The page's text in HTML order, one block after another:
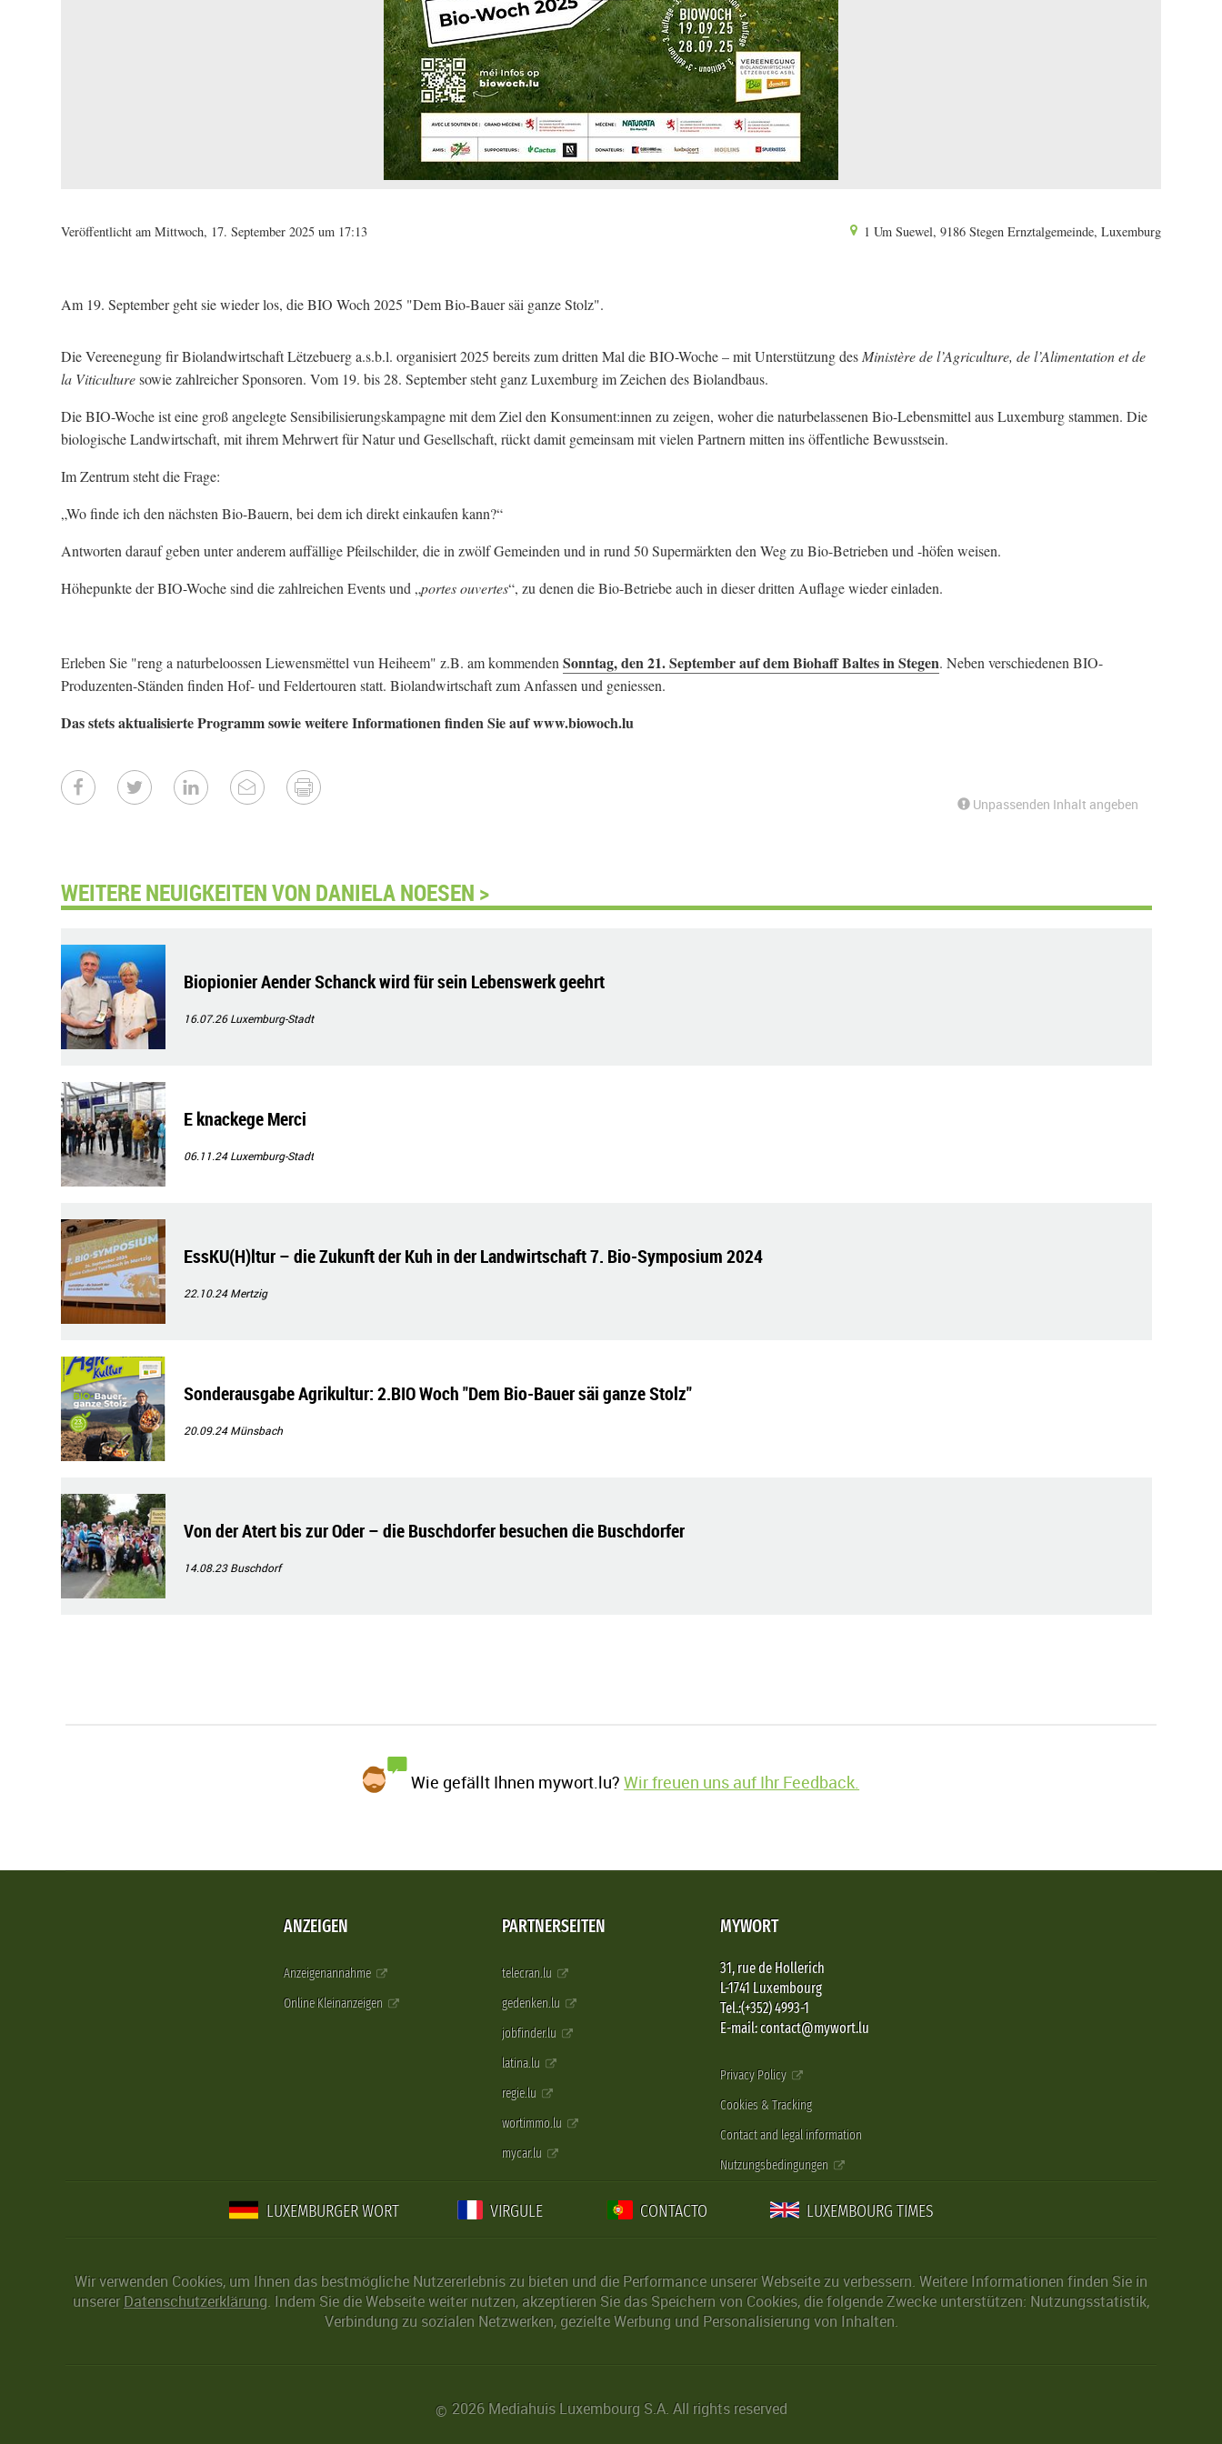
Veröffentlicht am Mittwoch, 17. September 2025 um 17:13 1 Um Suewel, 9186 Stegen Ernztalgemeinde, Luxemburg
Am 19. September geht sie wieder los, die BIO Woch 2025 "Dem Bio-Bauer säi ganze Stolz".
Die Vereenegung fir Biolandwirtschaft Lëtzebuerg a.s.b.l. organisiert 2025 bereits zum dritten Mal die BIO-Woche – mit Unterstützung des Ministère de l’Agriculture, de l’Alimentation et de
la Viticulturesowie zahlreicher Sponsoren. Vom 19. bis 28. September steht ganz Luxemburg im Zeichen des Biolandbaus.
Die BIO-Woche ist eine groß angelegte Sensibilisierungskampagne mit dem Ziel den Konsument:innen zu zeigen, woher die naturbelassenen Bio-Lebensmittel aus Luxemburg stammen. Die
biologische Landwirtschaft, mit ihrem Mehrwert für Natur und Gesellschaft, rückt damit gemeinsam mit vielen Partnern mitten ins öffentliche Bewusstsein.
Im Zentrum steht die Frage:
„Wo finde ich den nächsten Bio-Bauern, bei dem ich direkt einkaufen kann?“
Antworten darauf geben unter anderem auffällige Pfeilschilder, die in zwölf Gemeinden und in rund 50 Supermärkten den Weg zu Bio-Betrieben und -höfen weisen.
Höhepunkte der BIO-Woche sind die zahlreichen Events und „portes ouvertes“, zu denen die Bio-Betriebe auch in dieser dritten Auflage wieder einladen.
Erleben Sie "reng a naturbeloossen Liewensmëttel vun Heiheem" z.B. am kommenden Sonntag, den 21. September auf dem Biohaff Baltes in Stegen. Neben verschiedenen BIO-
Produzenten-Ständen finden Hof- und Feldertouren statt. Biolandwirtschaft zum Anfassen und geniessen.
Das stets aktualisierte Programm sowie weitere Informationen finden Sie auf www.biowoch.lu
Unpassenden Inhalt angeben
WEITERE NEUIGKEITEN VON DANIELA NOESEN >
Biopionier Aender Schanck wird für sein Lebenswerk geehrt
16.07.26Luxemburg-Stadt
E knackege Merci
06.11.24Luxemburg-Stadt
EssKU(H)ltur – die Zukunft der Kuh in der Landwirtschaft 7. Bio-Symposium 2024
22.10.24Mertzig
Sonderausgabe Agrikultur: 2.BIO Woch "Dem Bio-Bauer säi ganze Stolz"
20.09.24Münsbach
Von der Atert bis zur Oder – die Buschdorfer besuchen die Buschdorfer
14.08.23Buschdorf
Wie gefällt Ihnen mywort.lu?Wir freuen uns auf Ihr Feedback.
ANZEIGEN
Anzeigenannahme
Online Kleinanzeigen
PARTNERSEITEN
telecran.lu
gedenken.lu
jobfinder.lu
latina.lu
regie.lu
wortimmo.lu
mycar.lu
MYWORT
31, rue de Hollerich
L-1741 Luxembourg
Tel.:(+352) 4993-1
E-mail: contact@mywort.lu
Privacy Policy
Cookies & Tracking
Contact and legal information
Nutzungsbedingungen
LUXEMBURGER WORT VIRGULE CONTACTO LUXEMBOURG TIMES
Wir verwenden Cookies, um Ihnen das bestmögliche Nutzererlebnis zu bieten und die Performance unserer Webseite zu verbessern. Weitere Informationen finden Sie in
unserer Datenschutzerklärung. Indem Sie die Webseite weiter nutzen, akzeptieren Sie das Speichern von Cookies, die folgende Zwecke unterstützen: Nutzungsstatistik,
Verbindung zu sozialen Netzwerken, gezielte Werbung und Personalisierung von Inhalten.
© 2026 Mediahuis Luxembourg S.A. All rights reserved